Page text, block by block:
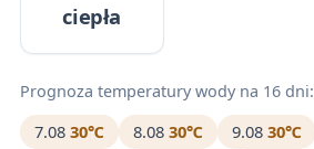
ciepła
Prognoza temperatury wody na 16 dni:
7.08 30℃ 8.08 30℃ 9.08 30℃